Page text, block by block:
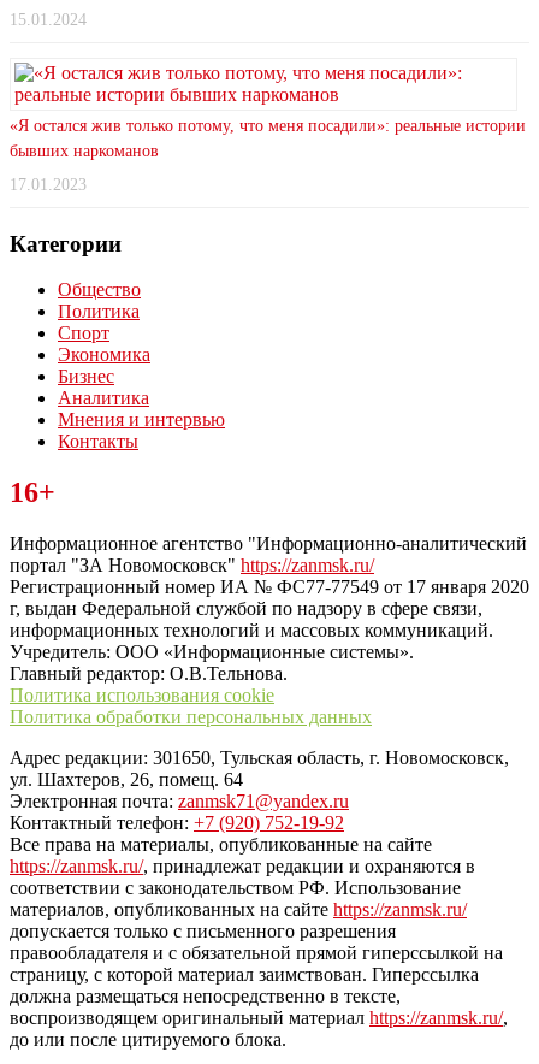
15.01.2024
«Я остался жив только потому, что меня посадили»: реальные истории
бывших наркоманов
17.01.2023
Категории
Общество
Политика
Спорт
Экономика
Бизнес
Аналитика
Мнения и интервью
Контакты
Читайте последние новости дня в Тульской области на сайте
“ЗаНовомосковск”
16+
Информационное агентство "Информационно-аналитический
портал "ЗА Новомосковск" https://zanmsk.ru/
Регистрационный номер ИА № ФС77-77549 от 17 января 2020
г, выдан Федеральной службой по надзору в сфере связи,
информационных технологий и массовых коммуникаций.
Учредитель: ООО «Информационные системы».
Главный редактор: О.В.Тельнова.
Политика использования cookie
Политика обработки персональных данных
Адрес редакции: 301650, Тульская область, г. Новомосковск,
ул. Шахтеров, 26, помещ. 64
Электронная почта: zanmsk71@yandex.ru
Контактный телефон: +7 (920) 752-19-92
Все права на материалы, опубликованные на сайте
https://zanmsk.ru/, принадлежат редакции и охраняются в
соответствии с законодательством РФ. Использование
материалов, опубликованных на сайте https://zanmsk.ru/
допускается только с письменного разрешения
правообладателя и с обязательной прямой гиперссылкой на
страницу, с которой материал заимствован. Гиперссылка
должна размещаться непосредственно в тексте,
воспроизводящем оригинальный материал https://zanmsk.ru/,
до или после цитируемого блока.